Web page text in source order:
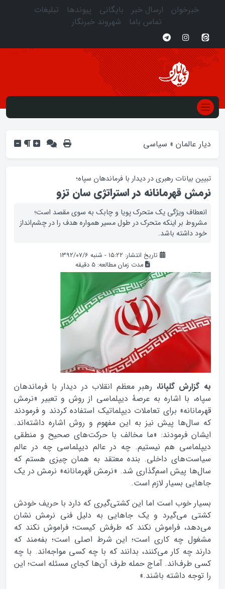
خبرخوان ارسال خبر بایگانی پیوندها
تبلیغات
تماس باما
شهروند خبرنگار
دیار عالمان » سیاسی
تبیین بیانات رهبری در دیدار با فرماندهان سپاه؛
نرمش قهرمانانه در استراتژی سان تزو
انعطاف ویژگی یک متحرک پویا و چابک به سوی مقصد است؛
مشروط بر اینکه متحرک در طول مسیر همواره هدف را در چشم‌انداز
خود داشته باشد.
تاریخ انتشار: ۱۵:۲۲ - شنبه ۱۳۹۲/۰۷/۶
مدت زمان مطالعه:5 دقیقه
به گزارش گلپانا، رهبر معظم انقلاب در دیدار با فرماندهان
سپاه، با اشاره به عرصهٔ دیپلماسی از روش و تعبیر «نرمش
قهرمانانه» برای تعاملات دیپلماتیک استفاده کردند و فرمودند
که سال‌ها پیش نیز به این مفهوم و روش اشاره داشته‌اند.
ایشان فرمودند: «ما مخالف با حرکت‌های صحیح و منطقی
دیپلماسی هم نیستیم. چه در عالم دیپلماسی چه در عالم
سیاست‌های داخلی. بنده معتقد به‌‌ همان چیزی هستم که
سال‌ها پیش اسم‌گذاری شد. «نرمش قهرمانانه» نرمش در یک
جاهایی بسیار لازم است.
بسیار خوب است اما این کشتی‌گیری که دارد با حریف خودش
کشتی می‌گیرد و یک جاهایی به دلیل فنی نرمش نشان
می‌دهد، فراموش نکند که طرفش کیست؛ فراموش نکند که
مشغول چه کاری است؛ این شرط اصلی است؛ بفه‌مند که
دارند چه کار می‌کنند، بدانند که با چه کسی مواجه‌اند. با چه
کسی طرف‌اند. آماج حمله طرف آن‌ها کجای مسئله است؛ این
را توجه داشته باشند.»